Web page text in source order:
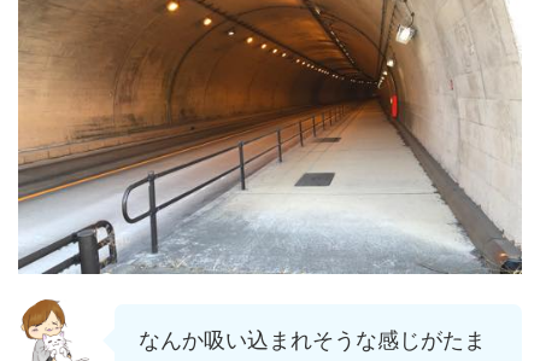
なんか吸い込まれそうな感じがたま